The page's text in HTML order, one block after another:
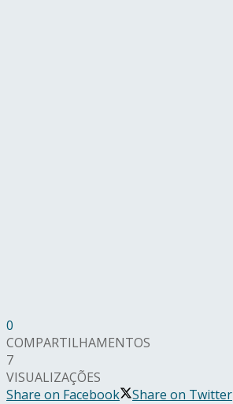
0
COMPARTILHAMENTOS
7
VISUALIZAÇÕES
Share on Facebook
Share on Twitter